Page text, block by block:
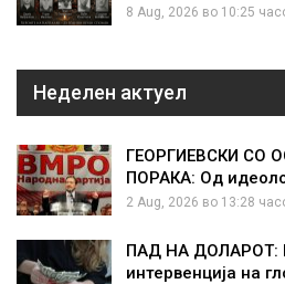
8 Aug, 2026 во 10:25
Неделен актуел
ГЕОРГИЕВСКИ СО
ПОРАКА: Од
2 Aug, 2026 во 13:28
ПАД НА ДОЛАРОТ:
интервенција на